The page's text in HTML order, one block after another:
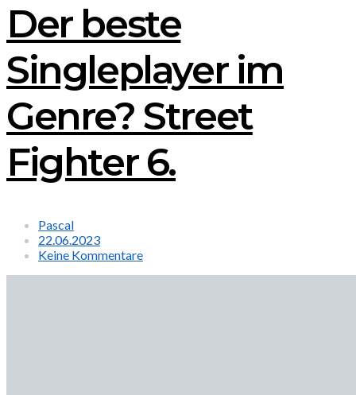
Der beste
Singleplayer im
Genre? Street
Fighter 6.
Pascal
22.06.2023
Keine Kommentare